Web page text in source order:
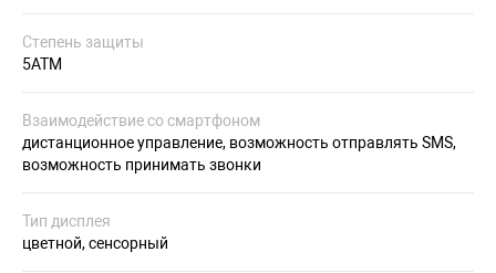
Степень защиты
5ATM
Взаимодействие со смартфоном
дистанционное управление, возможность отправлять SMS,
возможность принимать звонки
Тип дисплея
цветной, сенсорный